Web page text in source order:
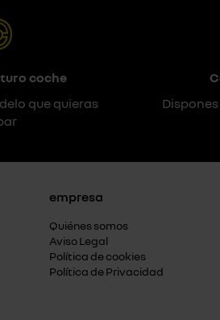
coche
que quieras
empresa
Quiénes somos
Aviso Legal
Política de cookies
Política de Privacidad